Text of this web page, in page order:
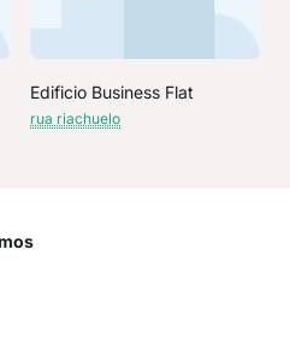
Edificio Business Flat
rua riachuelo